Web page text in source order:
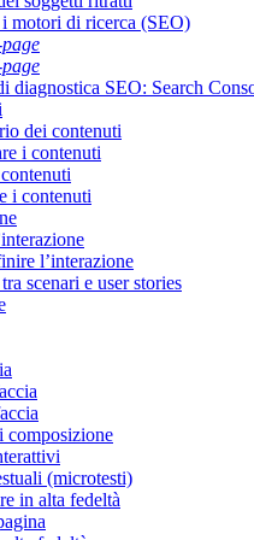
motori di ricerca (SEO)
diagnostica SEO: Search
dei contenuti
i contenuti
i contenuti
l’interazione
scenari e user stories
composizione
(microtesti)
in alta fedeltà